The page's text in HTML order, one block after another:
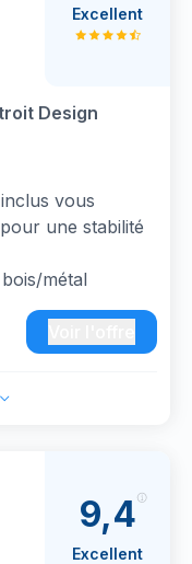
des décorations
il suffit
les coulisses
d'entrée offre
fréquemment
spacieux
une étagère
les grands
Design
vous
une stabilité
métal
contemporaine
pieds métal lui
lignes et couleurs
quelle pièce !
Excellent
9,4
Excellent